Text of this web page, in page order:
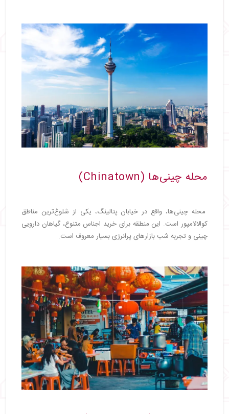
محله چینی‌ها (Chinatown)
محله چینی‌ها، واقع در خیابان پتالینگ، یکی از شلوغ‌ترین مناطق
کوالالامپور است. این منطقه برای خرید اجناس متنوع، گیاهان دارویی
چینی و تجربه شب بازارهای پرانرژی بسیار معروف است.